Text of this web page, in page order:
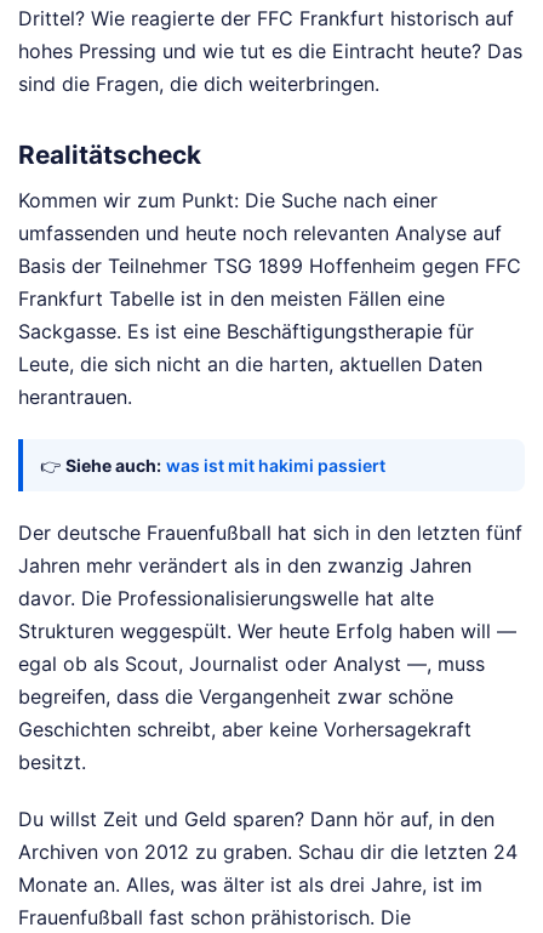
Drittel? Wie reagierte der FFC Frankfurt historisch auf
hohes Pressing und wie tut es die Eintracht heute? Das
sind die Fragen, die dich weiterbringen.
Realitätscheck
Kommen wir zum Punkt: Die Suche nach einer
umfassenden und heute noch relevanten Analyse auf
Basis der Teilnehmer TSG 1899 Hoffenheim gegen FFC
Frankfurt Tabelle ist in den meisten Fällen eine
Sackgasse. Es ist eine Beschäftigungstherapie für
Leute, die sich nicht an die harten, aktuellen Daten
herantrauen.
👉 Siehe auch: was ist mit hakimi passiert
Der deutsche Frauenfußball hat sich in den letzten fünf
Jahren mehr verändert als in den zwanzig Jahren
davor. Die Professionalisierungswelle hat alte
Strukturen weggespült. Wer heute Erfolg haben will —
egal ob als Scout, Journalist oder Analyst —, muss
begreifen, dass die Vergangenheit zwar schöne
Geschichten schreibt, aber keine Vorhersagekraft
besitzt.
Du willst Zeit und Geld sparen? Dann hör auf, in den
Archiven von 2012 zu graben. Schau dir die letzten 24
Monate an. Alles, was älter ist als drei Jahre, ist im
Frauenfußball fast schon prähistorisch. Die